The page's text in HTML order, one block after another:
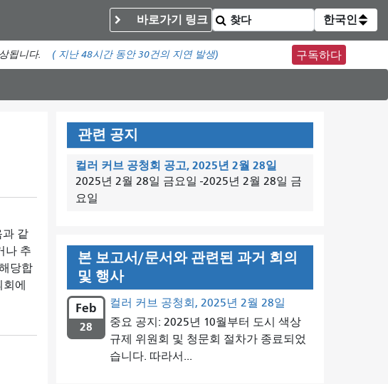
바로가기 링크 한국인
됩니다. ( 지난 48시간 동안30건의 지연 발생) 구독하다
과 같
나 추
당합
에
관련 공지
컬러 커브 공청회 공고, 2025년 2월 28일
2025년 2월 28일 금요일 -2025년 2월 28일 금
요일
본 보고서/문서와 관련된 과거 회의
및 행사
Feb
28
컬러 커브 공청회, 2025년 2월 28일
중요 공지: 2025년 10월부터 도시 색상
규제 위원회 및 청문회 절차가 종료되었
습니다. 따라서...